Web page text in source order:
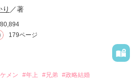
てきた咲綾は、仕事でその時の相手
は覚えていないようで。憎しみが溢
２7歳。一人で娘の真由を育てる
り ／著
179ページ
メン #年上 #兄弟 #政略結婚